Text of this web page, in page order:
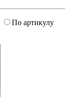
По артикулу